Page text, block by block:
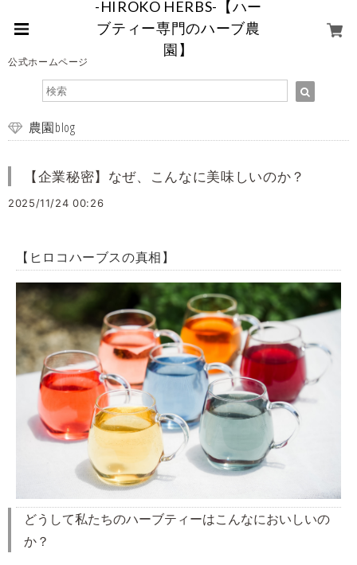
-HIROKO HERBS-【ハー
ブティー専門のハーブ農
園】
公式ホームページ
農園blog
【企業秘密】なぜ、こんなに美味しいのか？
2025/11/24 00:26
【ヒロコハーブスの真相】
どうして私たちのハーブティーはこんなにおいしいの
か？